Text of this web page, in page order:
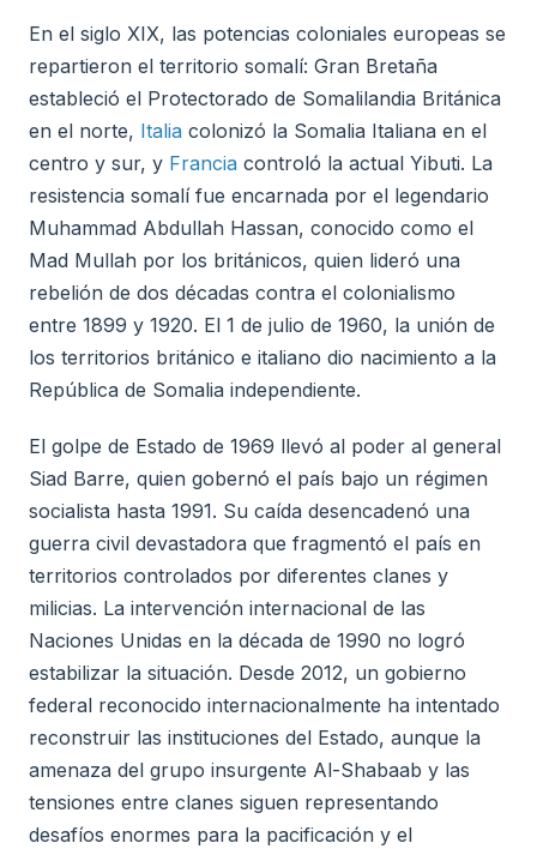
En el siglo XIX, las potencias coloniales europeas se
repartieron el territorio somalí: Gran Bretaña
estableció el Protectorado de Somalilandia Británica
en el norte, Italia colonizó la Somalia Italiana en el
centro y sur, y Francia controló la actual Yibuti. La
resistencia somalí fue encarnada por el legendario
Muhammad Abdullah Hassan, conocido como el
Mad Mullah por los británicos, quien lideró una
rebelión de dos décadas contra el colonialismo
entre 1899 y 1920. El 1 de julio de 1960, la unión de
los territorios británico e italiano dio nacimiento a la
República de Somalia independiente.
El golpe de Estado de 1969 llevó al poder al general
Siad Barre, quien gobernó el país bajo un régimen
socialista hasta 1991. Su caída desencadenó una
guerra civil devastadora que fragmentó el país en
territorios controlados por diferentes clanes y
milicias. La intervención internacional de las
Naciones Unidas en la década de 1990 no logró
estabilizar la situación. Desde 2012, un gobierno
federal reconocido internacionalmente ha intentado
reconstruir las instituciones del Estado, aunque la
amenaza del grupo insurgente Al-Shabaab y las
tensiones entre clanes siguen representando
desafíos enormes para la pacificación y el